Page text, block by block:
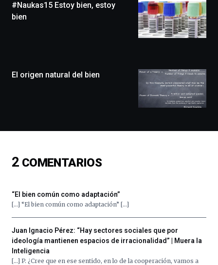
un
festival
monólogos,
de
16
al
de
octubre.
La
iniciativa,
organizada
por
#Naukas15 Estoy bien, estoy
bien
El origen natural del bien
2 COMENTARIOS
“El bien común como adaptación”
[…] “El bien común como adaptación” […]
Juan Ignacio Pérez: “Hay sectores sociales que por
ideología mantienen espacios de irracionalidad” | Muera la
Inteligencia
[…] P. ¿Cree que en ese sentido, en lo de la cooperación, vamos a